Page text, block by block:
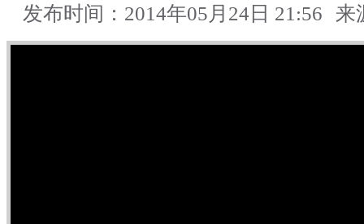
发布时间：2014年05月24日 21:56 来